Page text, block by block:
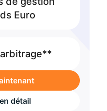
Euro
détail